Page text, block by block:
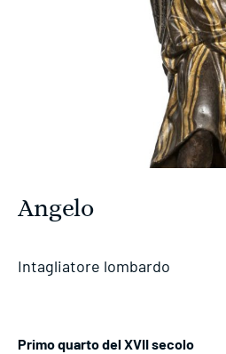
Angelo
Intagliatore lombardo
Primo quarto del XVII secolo